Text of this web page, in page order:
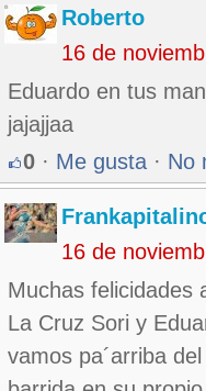
Roberto
16 de
Eduardo en tus
jajajjaa
0 · Me gusta · No
16 de
Muchas felicidades
La Cruz Sori y
vamos pa´arriba